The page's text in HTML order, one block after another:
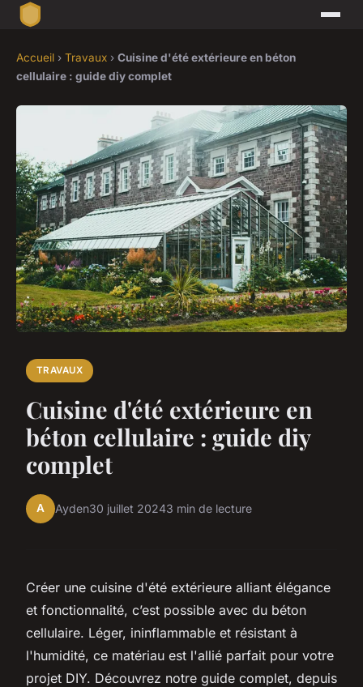
Accueil › Travaux › Cuisine d'été extérieure en béton
cellulaire : guide diy complet
TRAVAUX
Cuisine d'été extérieure en
béton cellulaire : guide diy
complet
A Ayden30 juillet 20243 min de lecture
Créer une cuisine d'été extérieure alliant élégance
et fonctionnalité, c’est possible avec du béton
cellulaire. Léger, ininflammable et résistant à
l'humidité, ce matériau est l'allié parfait pour votre
projet DIY. Découvrez notre guide complet, depuis